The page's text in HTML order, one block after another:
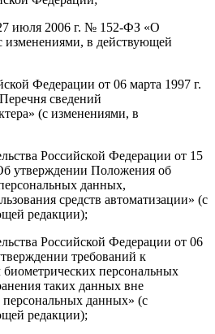
июля 2006 г. № 152-ФЗ «О
изменениями, в действующей
Федерации от 06 марта 1997 г.
сведений
(с изменениями, в
Российской Федерации от 15
утверждении Положения об
данных,
средств автоматизации» (с
редакции);
Российской Федерации от 06
требований к
персональных
таких данных вне
данных» (с
редакции);